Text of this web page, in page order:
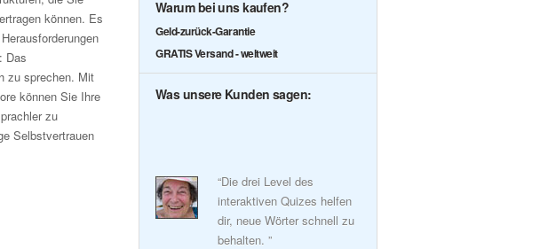
können. Es
Das
zu sprechen. Mit
können Sie Ihre
zu
Selbstvertrauen
Warum bei uns kaufen?
Geld-zurück-Garantie
GRATIS Versand - weltweit
Was unsere Kunden sagen:
“Die drei Level des
interaktiven Quizes helfen
dir, neue Wörter schnell zu
behalten. ”